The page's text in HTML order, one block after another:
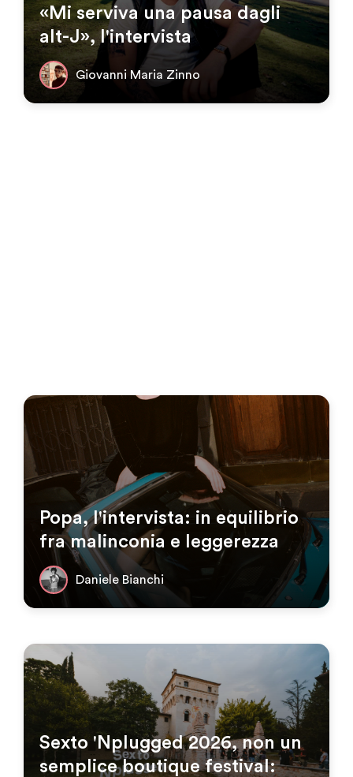
«Mi serviva una pausa dagli
alt-J», l'intervista
Giovanni Maria Zinno
Popa, l'intervista: in equilibrio
fra malinconia e leggerezza
Daniele Bianchi
Sexto 'Nplugged 2026, non un
semplice boutique festival: